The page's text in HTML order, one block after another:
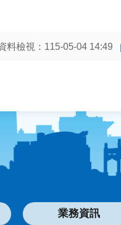
料檢視：115-05-04 14:49
業務資訊